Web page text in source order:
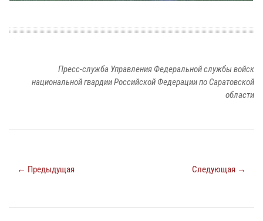
Пресс-служба Управления Федеральной службы войск
национальной гвардии Российской Федерации по Саратовской
области
← Предыдущая Следующая →